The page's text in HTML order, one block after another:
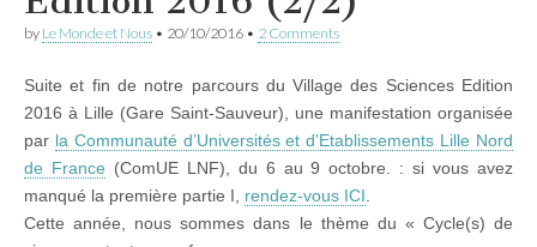
by Le Monde et Nous • 20/10/2016 • 2 Comments
Suite et fin de notre parcours du Village des Sciences Edition
2016 à Lille (Gare Saint-Sauveur), une manifestation organisée
par la Communauté d’Universités et d’Etablissements Lille Nord
de France (ComUE LNF), du 6 au 9 octobre. : si vous avez
manqué la première partie I, rendez-vous ICI
Cette année, nous sommes dans le thème du « Cycle(s) de